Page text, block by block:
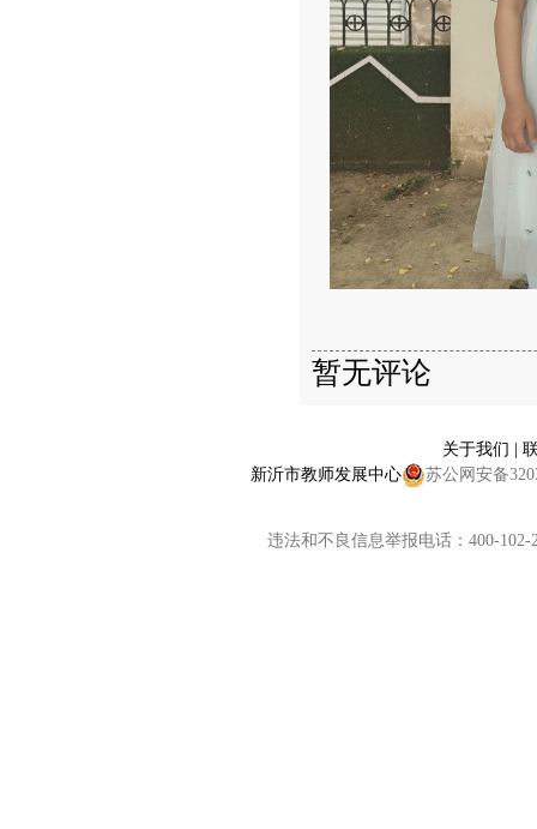
暂无评论
关于我们 |
新沂市教师发展中心
苏公网安备
违法和不良信息举报电话：400-